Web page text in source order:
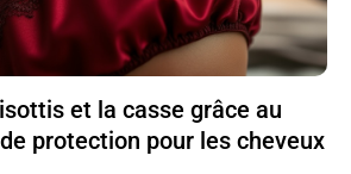
et la casse grâce au
protection pour les cheveux